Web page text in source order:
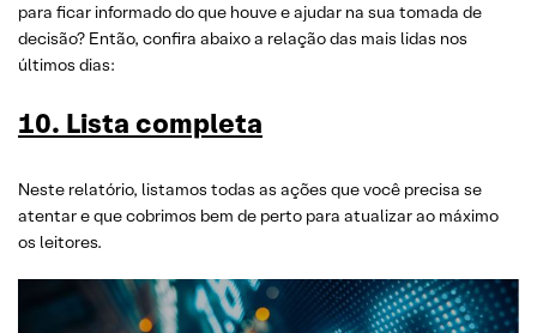
para ficar informado do que houve e ajudar na sua tomada de
decisão? Então, confira abaixo a relação das mais lidas nos
últimos dias:
10. Lista completa
Neste relatório, listamos todas as ações que você precisa se
atentar e que cobrimos bem de perto para atualizar ao máximo
os leitores.